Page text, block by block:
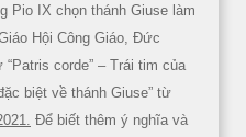
Pio IX chọn thánh Giuse làm
Hội Công Giáo, Đức
corde” – Trái tim của
biệt về thánh Giuse” từ
Để biết thêm ý nghĩa và